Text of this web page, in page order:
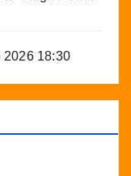
2026 18:30